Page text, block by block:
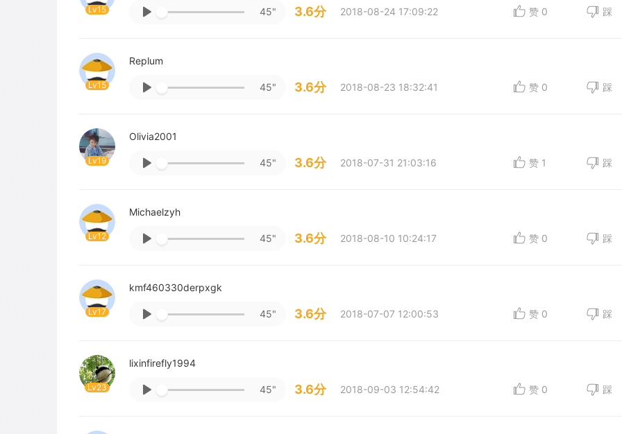
Lv15 45" 3.6分 2018-08-24 17:09:22 赞 0 踩
Lv15
Replum
45" 3.6分 2018-08-23 18:32:41 赞 0 踩
Lv19
Olivia2001
45" 3.6分 2018-07-31 21:03:16 赞 1 踩
Lv12
Michaelzyh
45" 3.6分 2018-08-10 10:24:17 赞 0 踩
Lv17
kmf460330derpxgk
45" 3.6分 2018-07-07 12:00:53 赞 0 踩
Lv23
lixinfirefly1994
45" 3.6分 2018-09-03 12:54:42 赞 0 踩